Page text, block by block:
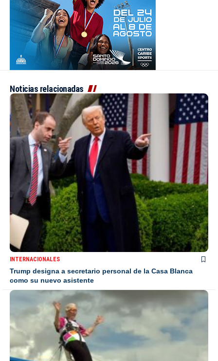
Noticias relacionadas
INTERNACIONALES
Trump designa a secretario personal de la Casa Blanca
como su nuevo asistente